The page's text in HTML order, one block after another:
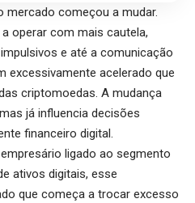
começou a mudar.
operar com mais cautela,
e até a comunicação
excessivamente acelerado que
criptomoedas. A mudança
já influencia decisões
financeiro digital.
ligado ao segmento
ativos digitais, esse
que começa a trocar excesso